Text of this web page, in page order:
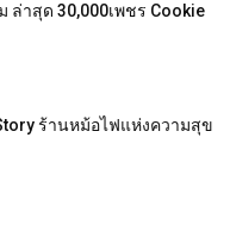
ล่าสุด 30,000เพชร Cookie
ร้านหม้อไฟแห่งความสุข